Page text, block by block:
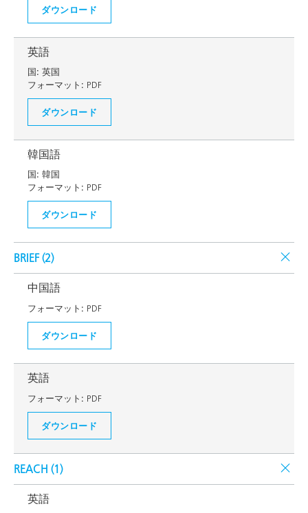
ダウンロード
英語
国: 英国
フォーマット: PDF
ダウンロード
韓国語
国: 韓国
フォーマット: PDF
ダウンロード
BRIEF (2)
中国語
フォーマット: PDF
ダウンロード
英語
フォーマット: PDF
ダウンロード
REACH (1)
英語